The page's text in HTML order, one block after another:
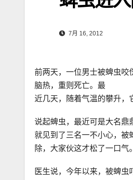
7月 16, 2012
前两天，一位男士被蜱虫咬
脑热，重则死亡。最
近几天，随着气温的攀升，
说起蜱虫，最近可是大名鼎
就见到了三名一不小心，被
除，大家伙这才松了一口气。
医生说，今年以来，被蜱虫